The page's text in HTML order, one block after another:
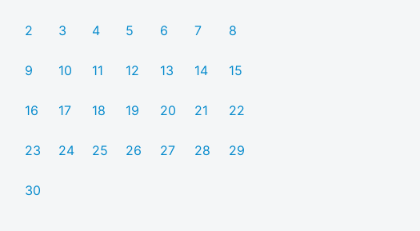
2 3 4 5 6 7 8
9 10 11 12 13 14 15
16 17 18 19 20 21 22
23 24 25 26 27 28 29
30